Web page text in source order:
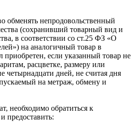
обменять непродовольственный
(сохранивший товарный вид и
в соответствии со ст.25 ФЗ «О
на аналогичный товар в
приобретен, если указанный товар не
расцветке, размеру или
четырнадцати дней, не считая дня
на метраж, обмену и
необходимо обратиться к
предоставить: